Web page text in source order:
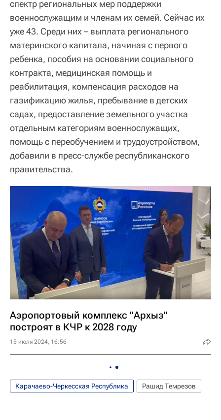
спектр региональных мер поддержки
военнослужащим и членам их семей. Сейчас их
уже 43. Среди них – выплата регионального
материнского капитала, начиная с первого
ребенка, пособия на основании социального
контракта, медицинская помощь и
реабилитация, компенсация расходов на
газификацию жилья, пребывание в детских
садах, предоставление земельного участка
отдельным категориям военнослужащих,
помощь с переобучением и трудоустройством,
добавили в пресс-службе республиканского
правительства.
Аэропортовый комплекс "Архыз"
построят в КЧР к 2028 году
15 июля 2024, 16:56
Карачаево-Черкесская Республика Рашид Темрезов